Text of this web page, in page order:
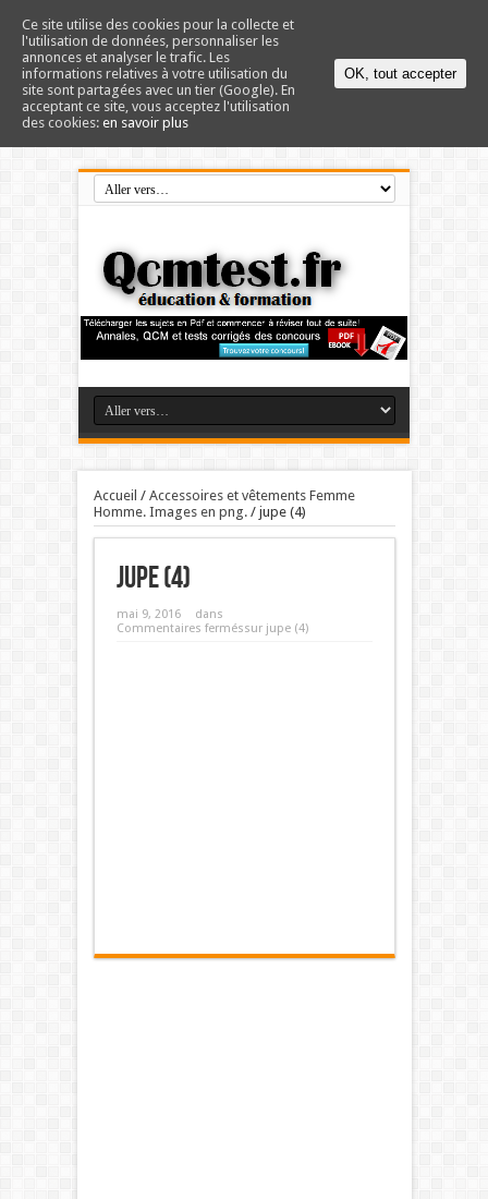
Accueil / Accessoires et vêtements Femme
Homme. Images en png./ jupe (4)
jupe (4)
mai 9, 2016
dans
Commentaires ferméssur jupe (4)
Ce site utilise des cookies pour la collecte et
l'utilisation de données, personnaliser les
annonces et analyser le trafic. Les
informations relatives à votre utilisation du
site sont partagées avec un tier (Google). En
acceptant ce site, vous acceptez l'utilisation
des cookies: en savoir plus
OK, tout accepter